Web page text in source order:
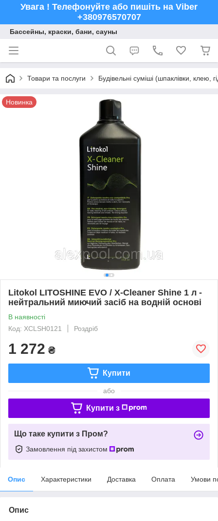
Увага ! Телефонуйте або пишіть на Viber
+380976570707
Бассейны, краски, бани, сауны
Товари та послуги Будівельні суміші (шпаклівки, клею,
Новинка
Litokol LITOSHINE EVO / X-Cleaner Shine 1 л -
нейтральний миючий засіб на водній основі
В наявності
Код: XCLSH0121
Роздріб
1 272 ₴
Купити
або
Купити з
Що таке купити з Пром?
Замовлення під захистом
Опис Характеристики Доставка Оплата Умови
Опис